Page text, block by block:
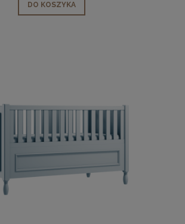
DO KOSZYKA